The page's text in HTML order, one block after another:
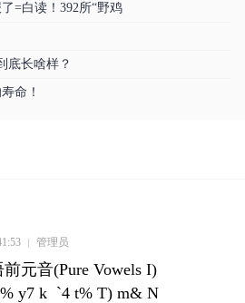
=白读！392所“野鸡
底长啥样？
命！
管理员
元音(Pure Vowels I)
y7 k `4 t% T) m& N